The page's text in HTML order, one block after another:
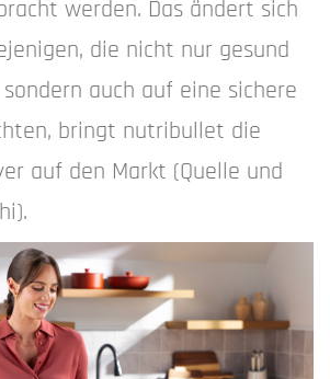
werden. Das ändert sich
die nicht nur gesund
auch auf eine sichere
bringt nutribullet die
auf den Markt (Quelle und